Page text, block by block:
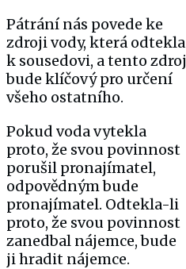
Pátrání nás povede ke
zdroji vody, která odtekla
k sousedovi, a tento zdroj
bude klíčový pro určení
všeho ostatního.
Pokud voda vytekla
proto, že svou povinnost
porušil pronajímatel,
odpovědným bude
pronajímatel. Odtekla-li
proto, že svou povinnost
zanedbal nájemce, bude
ji hradit nájemce.